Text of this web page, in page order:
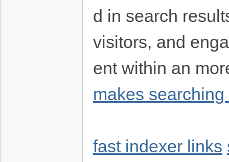
d in search
visitors, and
ent within an
makes
fast indexer links